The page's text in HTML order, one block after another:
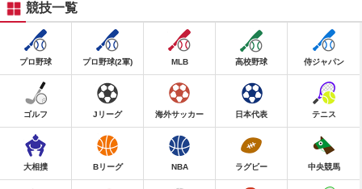
競技一覧
プロ野球 プロ野球(2軍) MLB 高校野球 侍ジャパン
ゴルフ Jリーグ 海外サッカー 日本代表 テニス
大相撲 Bリーグ NBA ラグビー 中央競馬